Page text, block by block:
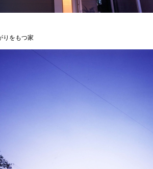
りをもつ家